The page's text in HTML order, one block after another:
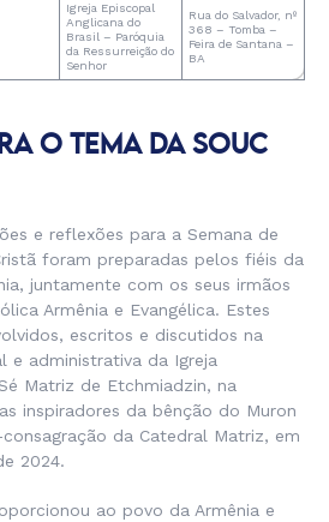
Igreja Episcopal
Anglicana do
Brasil – Paróquia
da Ressurreição do
Senhor
Rua do Salvador, nº
368 – Tomba –
Feira de Santana –
BA
O TEMA DA SOUC
e reflexões para a Semana de
foram preparadas pelos fiéis da
juntamente com os seus irmãos
Armênia e Evangélica. Estes
escritos e discutidos na
e administrativa da Igreja
Matriz de Etchmiadzin, na
inspiradores da bênção do Muron
da Catedral Matriz, em
2024.
ao povo da Armênia e